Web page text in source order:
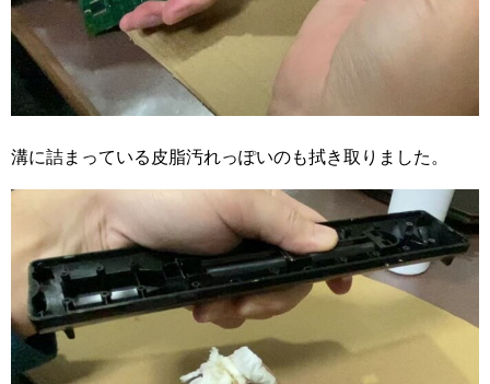
溝に詰まっている皮脂汚れっぽいのも拭き取りました。